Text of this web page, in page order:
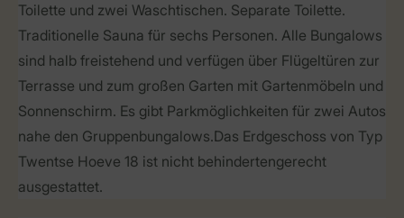
Toilette und zwei Waschtischen. Separate Toilette.
Traditionelle Sauna für sechs Personen. Alle Bungalows
sind halb freistehend und verfügen über Flügeltüren zur
Terrasse und zum großen Garten mit Gartenmöbeln und
Sonnenschirm. Es gibt Parkmöglichkeiten für zwei Autos
nahe den Gruppenbungalows.Das Erdgeschoss von Typ
Twentse Hoeve 18 ist nicht behindertengerecht
ausgestattet.